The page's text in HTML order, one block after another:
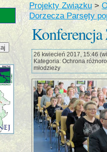
Projekty Związku >
Dorzecza Parsęty
26 kwiecień 2017, 15:46
Kategoria: Ochrona
młodzieży